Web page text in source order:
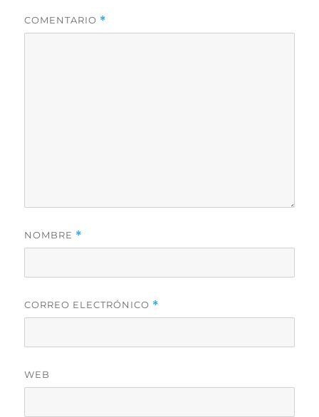
COMENTARIO *
NOMBRE *
CORREO ELECTRÓNICO *
WEB